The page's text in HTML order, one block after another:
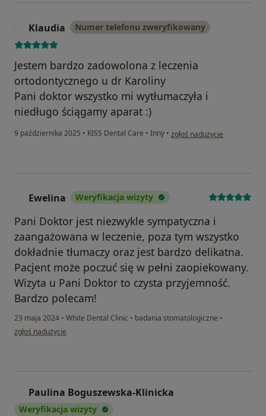
Klaudia Numer telefonu zweryfikowany
Jestem bardzo zadowolona z leczenia
ortodontycznego u dr Karoliny
Pani doktor wszystko mi wytłumaczyła i
niedługo ściągamy aparat :)
9 października 2025 • KISS Dental Care • Inny • w opinii użytkownika Klaudia
zgłoś nadużycie
Ewelina Weryfikacja wizyty
Pani Doktor jest niezwykle sympatyczna i
zaangażowana w leczenie, poza tym wszystko
dokładnie tłumaczy oraz jest bardzo delikatna.
Pacjent może poczuć się w pełni zaopiekowany.
Wizyta u Pani Doktor to czysta przyjemność.
Bardzo polecam!
23 maja 2024 • White Dental Clinic • badania stomatologiczne •
w opinii użytkownika Ewelina
zgłoś nadużycie
Paulina Boguszewska-Klinicka
Weryfikacja wizyty